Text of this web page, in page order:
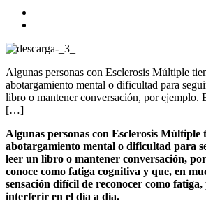
Algunas personas con Esclerosis Múltiple
abotargamiento mental o dificultad para
libro o mantener conversación, por ejemplo.
[…]
Algunas personas con Esclerosis Múltiple
abotargamiento mental o dificultad para
leer un libro o mantener conversación,
conoce como fatiga cognitiva y que, en
sensación difícil de reconocer como
interferir en el día a día.